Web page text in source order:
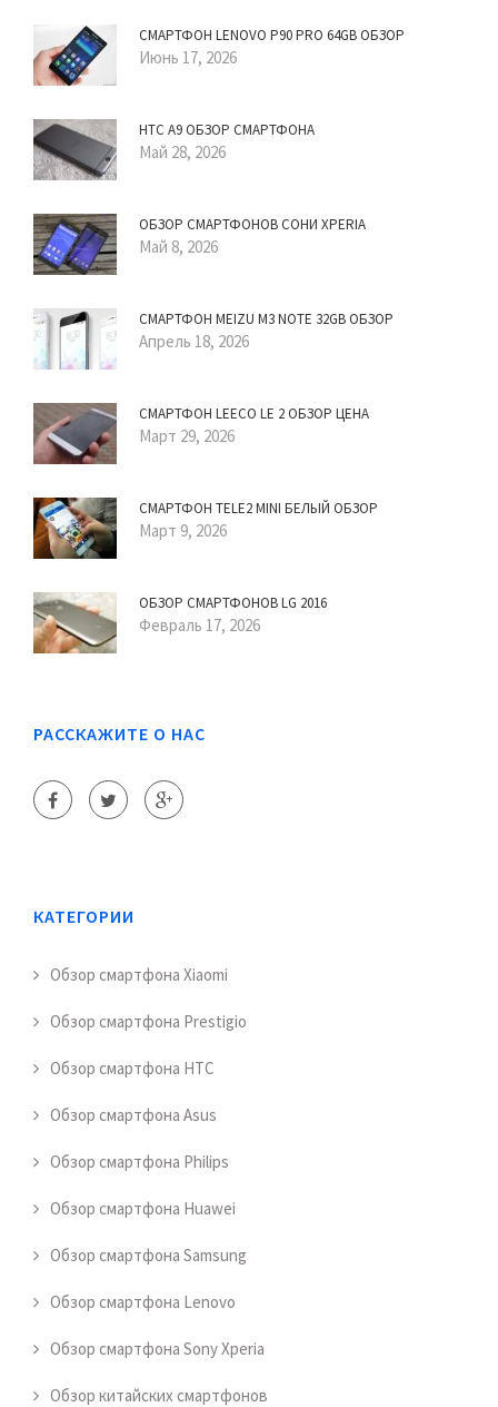
СМАРТФОН LENOVO P90 PRO 64GB ОБЗОР
Июнь 17, 2026
HTC A9 ОБЗОР СМАРТФОНА
Май 28, 2026
ОБЗОР СМАРТФОНОВ СОНИ XPERIA
Май 8, 2026
СМАРТФОН MEIZU M3 NOTE 32GB ОБЗОР
Апрель 18, 2026
СМАРТФОН LEECO LE 2 ОБЗОР ЦЕНА
Март 29, 2026
СМАРТФОН TELE2 MINI БЕЛЫЙ ОБЗОР
Март 9, 2026
ОБЗОР СМАРТФОНОВ LG 2016
Февраль 17, 2026
РАССКАЖИТЕ О НАС
КАТЕГОРИИ
Обзор смартфона Xiaomi
Обзор смартфона Prestigio
Обзор смартфона HTC
Обзор смартфона Asus
Обзор смартфона Philips
Обзор смартфона Huawei
Обзор смартфона Samsung
Обзор смартфона Lenovo
Обзор смартфона Sony Xperia
Обзор китайских смартфонов